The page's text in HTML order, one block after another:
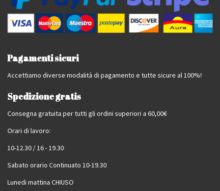
Pagamenti sicuri
Accettiamo diverse modalità di pagamento e tutte sicure al 100%!
Spedizione gratis
Consegna gratuita per tutti gli ordini superiori a 60,00€
Orari di lavoro:
10-12.30 / 16 - 19.30
Sabato orario Continuato 10-19.30
Lunedi mattina CHIUSO